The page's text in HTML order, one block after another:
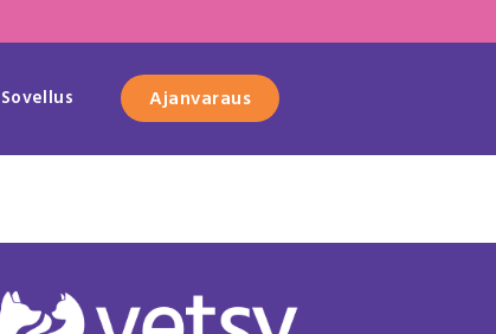
Sovellus Ajanvaraus